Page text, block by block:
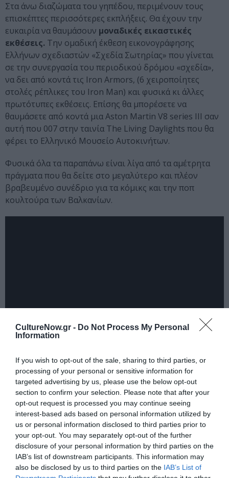
CultureNow.gr - Do Not Process My Personal
Information
If you wish to opt-out of the sale, sharing to third parties, or
processing of your personal or sensitive information for
targeted advertising by us, please use the below opt-out
section to confirm your selection. Please note that after your
opt-out request is processed you may continue seeing
interest-based ads based on personal information utilized by
us or personal information disclosed to third parties prior to
your opt-out. You may separately opt-out of the further
disclosure of your personal information by third parties on the
IAB’s list of downstream participants. This information may
also be disclosed by us to third parties on the IAB’s List of
Στα άνω διαζώματα του γηπέδου, περιμένουν τους
επισκέπτες περισσότερες εκπλήξεις. Θα έχουν την
ευκαιρία να θαυμάσουν μοναδικές εικαστικές
εκθέσεις. Την ομαδική έκθεση εικονογράφησης
Ελλήνων σχεδιαστών «Σχεδία Σωτηρίας» που γίνεται
σε την συνεργασία του περιοδικού δρόμου «σχεδία»,
να δει από κοντά τις Iron Armors, (6 χειροποίητες
στολές ρέπλικες του Iron Man) και φυσικά κι άλλες
πρωτότυπες εκθέσεις. Επίσης θα μπορέσετε να
θαυμάσετε από κοντά μια Aston Martin V8 series III σαν
αυτή που 007 στην ταινία The Living Daylights που θα
φέρει το Ελληνικό Μουσείο Αυτοκινήτων.
Φυσικά όλα τα παραπάνω είναι λίγα από τα αμέτρητα
πράγματα που θα δείτε στο μεγαλύτερο και πλέον
βραβευμένο συνέδριο για τα κόμικς και την ποπ
κουλτούρα των Βαλκανίων.
Ταυτότητα Εκδήλωσης
Ημερομηνία:
Από: 01/12/2018 Εως:
02/12/2018
Ωράριο: 10.30 π.μ. - 22.00 μ.μ.
Τοποθεσία:
Γήπεδο Tae Kwon Do - Παλαιού Φαλήρου, Λεωφ.
Ποσειδώνος 860